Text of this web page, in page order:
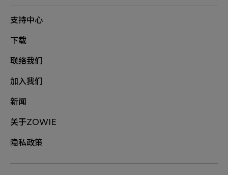
支持中心
下载
联络我们
加入我们
新闻
关于ZOWIE
隐私政策